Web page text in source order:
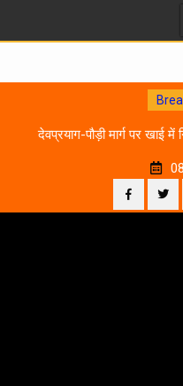
देवप्रयाग-पौड़ी मार्ग पर खाई